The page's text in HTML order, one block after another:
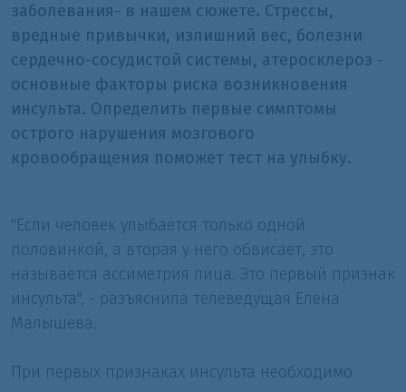
заболевания- в нашем сюжете. Стрессы,
вредные привычки, излишний вес, болезни
сердечно-сосудистой системы, атеросклероз -
основные факторы риска возникновения
инсульта. Определить первые симптомы
острого нарушения мозгового
кровообращения поможет тест на улыбку.
"Если человек улыбается только одной
половинкой, а вторая у него обвисает, это
называется ассиметрия лица. Это первый признак
инсульта", - разъяснила телеведущая Елена
Малышева.
При первых признаках инсульта необходимо